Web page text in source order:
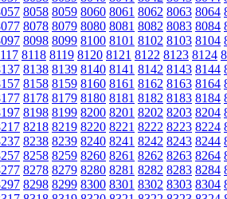
8058 8059 8060 8061 8062 8063 8064
8078 8079 8080 8081 8082 8083 8084
8098 8099 8100 8101 8102 8103 8104
8118 8119 8120 8121 8122 8123 8124
8138 8139 8140 8141 8142 8143 8144
8158 8159 8160 8161 8162 8163 8164
8178 8179 8180 8181 8182 8183 8184
8198 8199 8200 8201 8202 8203 8204
8218 8219 8220 8221 8222 8223 8224
8238 8239 8240 8241 8242 8243 8244
8258 8259 8260 8261 8262 8263 8264
8278 8279 8280 8281 8282 8283 8284
8298 8299 8300 8301 8302 8303 8304